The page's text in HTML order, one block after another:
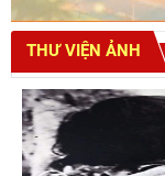
THƯ VIỆN ẢNH